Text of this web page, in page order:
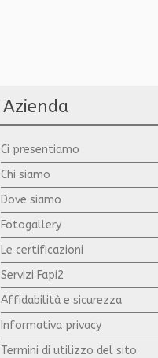
Azienda
Ci presentiamo
Chi siamo
Dove siamo
Fotogallery
Le certificazioni
Servizi Fapi2
Affidabilità e sicurezza
Informativa privacy
Termini di utilizzo del sito